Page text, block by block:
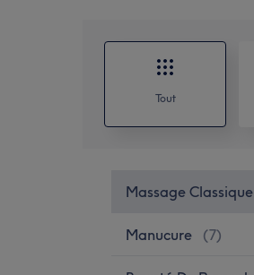
Tout
Massage Classique
Manucure (7)